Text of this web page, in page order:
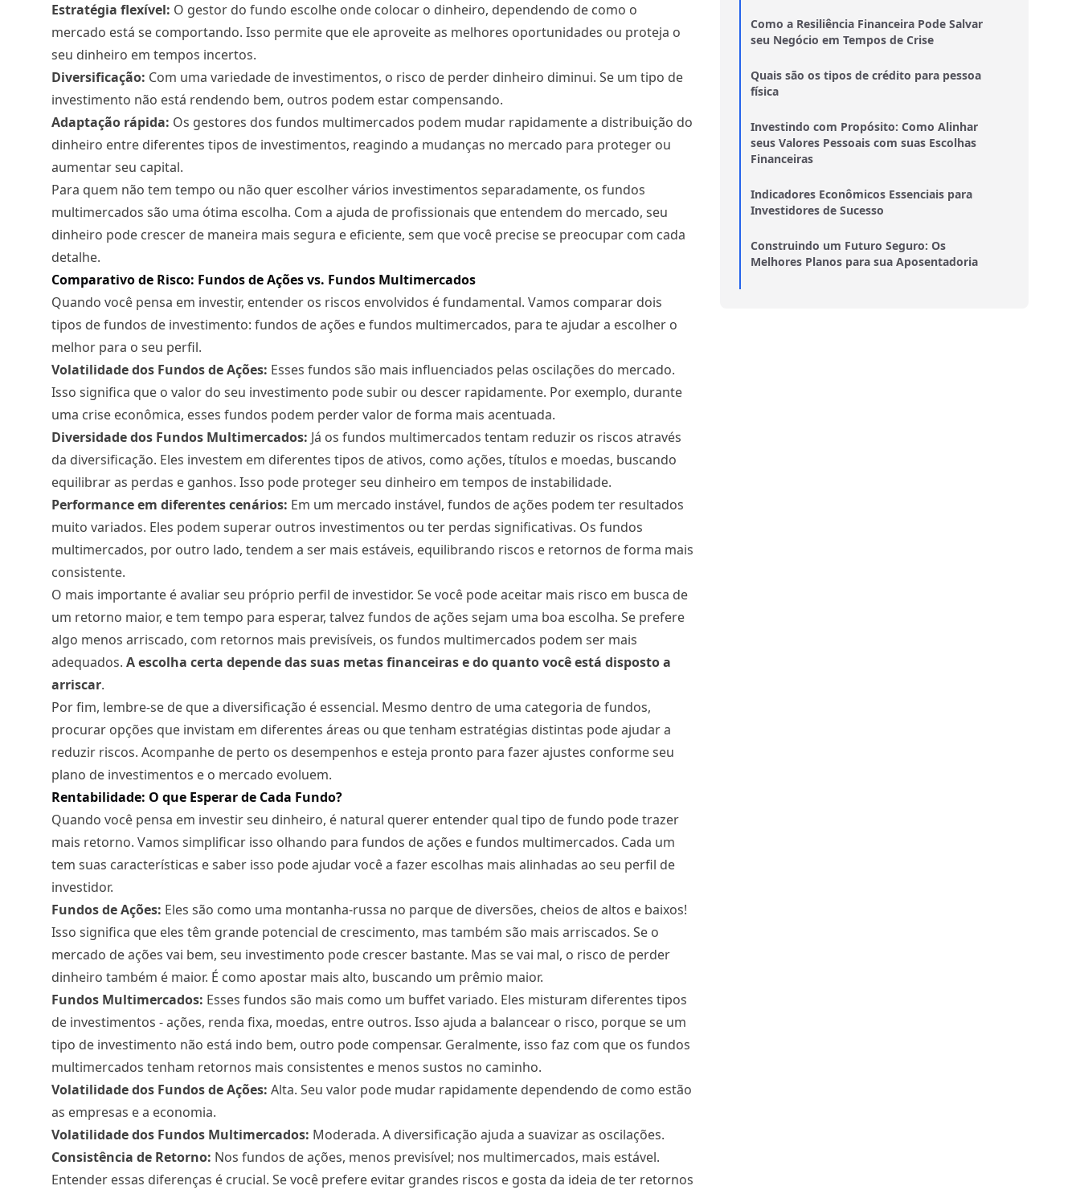
Estratégia flexível: O gestor do fundo escolhe onde colocar o dinheiro, dependendo de como o
mercado está se comportando. Isso permite que ele aproveite as melhores oportunidades ou proteja o
seu dinheiro em tempos incertos.
Diversificação: Com uma variedade de investimentos, o risco de perder dinheiro diminui. Se um tipo de
investimento não está rendendo bem, outros podem estar compensando.
Adaptação rápida: Os gestores dos fundos multimercados podem mudar rapidamente a distribuição do
dinheiro entre diferentes tipos de investimentos, reagindo a mudanças no mercado para proteger ou
aumentar seu capital.
Para quem não tem tempo ou não quer escolher vários investimentos separadamente, os fundos
multimercados são uma ótima escolha. Com a ajuda de profissionais que entendem do mercado, seu
dinheiro pode crescer de maneira mais segura e eficiente, sem que você precise se preocupar com cada
detalhe.
Comparativo de Risco: Fundos de Ações vs. Fundos Multimercados
Quando você pensa em investir, entender os riscos envolvidos é fundamental. Vamos comparar dois
tipos de fundos de investimento: fundos de ações e fundos multimercados, para te ajudar a escolher o
melhor para o seu perfil.
Volatilidade dos Fundos de Ações: Esses fundos são mais influenciados pelas oscilações do mercado.
Isso significa que o valor do seu investimento pode subir ou descer rapidamente. Por exemplo, durante
uma crise econômica, esses fundos podem perder valor de forma mais acentuada.
Diversidade dos Fundos Multimercados: Já os fundos multimercados tentam reduzir os riscos através
da diversificação. Eles investem em diferentes tipos de ativos, como ações, títulos e moedas, buscando
equilibrar as perdas e ganhos. Isso pode proteger seu dinheiro em tempos de instabilidade.
Performance em diferentes cenários: Em um mercado instável, fundos de ações podem ter resultados
muito variados. Eles podem superar outros investimentos ou ter perdas significativas. Os fundos
multimercados, por outro lado, tendem a ser mais estáveis, equilibrando riscos e retornos de forma mais
consistente.
O mais importante éavaliar seu próprio perfil de investidor. Se você pode aceitar mais risco em busca de
um retorno maior, e tem tempo para esperar, talvez fundos de ações sejam uma boa escolha. Se prefere
algo menos arriscado, com retornos mais previsíveis, os fundos multimercados podem ser mais
adequados. A escolha certa depende das suas metas financeiras e do quanto você está disposto a
arriscar.
Por fim, lembre-se de que a diversificação é essencial. Mesmo dentro de uma categoria de fundos,
procurar opções que invistam em diferentes áreas ou que tenham estratégias distintas pode ajudar a
reduzir riscos. Acompanhe de perto os desempenhos e esteja pronto para fazer ajustes conforme seu
plano de investimentos e o mercado evoluem.
Rentabilidade: O que Esperar de Cada Fundo?
Quando você pensa em investir seu dinheiro, é natural querer entender qual tipo de fundo pode trazer
mais retorno. Vamos simplificar isso olhando para fundos de ações e fundos multimercados. Cada um
tem suas características e saber isso pode ajudar você a fazer escolhas mais alinhadas ao seu perfil de
investidor.
Fundos de Ações: Eles são como uma montanha-russa no parque de diversões, cheios de altos e baixos!
Isso significa que eles têm grande potencial de crescimento, mas também são mais arriscados. Se o
mercado de ações vai bem, seu investimento pode crescer bastante. Mas se vai mal, o risco de perder
dinheiro também é maior. É como apostar mais alto, buscando um prêmio maior.
Fundos Multimercados: Esses fundos são mais como um buffet variado. Eles misturam diferentes tipos
de investimentos - ações, renda fixa, moedas, entre outros. Isso ajuda a balancear o risco, porque se um
tipo de investimento não está indo bem, outro pode compensar. Geralmente, isso faz com que os fundos
multimercados tenham retornos mais consistentes e menos sustos no caminho.
Volatilidade dos Fundos de Ações: Alta. Seu valor pode mudar rapidamente dependendo de como estão
as empresas e a economia.
Volatilidade dos Fundos Multimercados: Moderada. A diversificação ajuda a suavizar as oscilações.
Consistência de Retorno: Nos fundos de ações, menos previsível; nos multimercados, mais estável.
Entender essas diferenças é crucial. Se você prefere evitar grandes riscos e gosta da ideia de ter retornos
Como a Resiliência Financeira Pode Salvar
seu Negócio em Tempos de Crise
Quais são os tipos de crédito para pessoa
física
Investindo com Propósito: Como Alinhar
seus Valores Pessoais com suas Escolhas
Financeiras
Indicadores Econômicos Essenciais para
Investidores de Sucesso
Construindo um Futuro Seguro: Os
Melhores Planos para sua Aposentadoria